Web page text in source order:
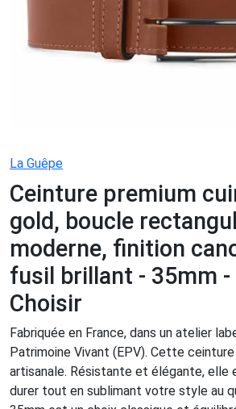
La Guêpe
Ceinture premium
gold, boucle
moderne, finition
fusil brillant - 35mm -
Choisir
Fabriquée en France, dans un atelier
Patrimoine Vivant (EPV). Cette
artisanale. Résistante et élégante, elle
durer tout en sublimant votre style au